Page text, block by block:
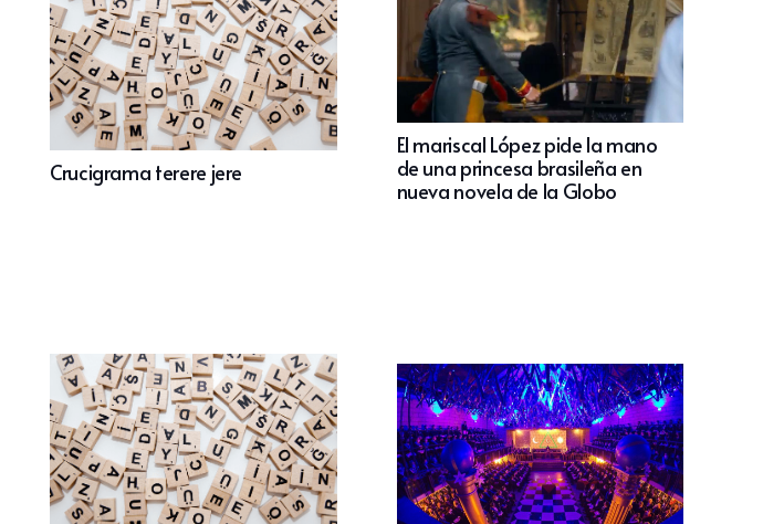
Crucigrama terere jere
El mariscal López pide la mano
de una princesa brasileña en
nueva novela de la Globo